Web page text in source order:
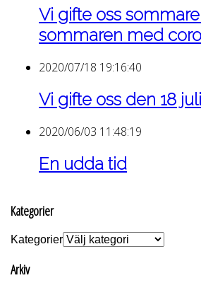
Vi gifte oss
sommaren med
2020/07/18 19:16:40
Vi gifte oss den 18
2020/06/03 11:48:19
En udda tid
Kategorier
Kategorier
Arkiv